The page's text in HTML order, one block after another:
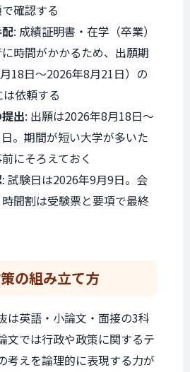
確認する
: 成績証明書・在学（卒業）
時間がかかるため、出願期
18日〜2026年8月21日）の
依頼する
出: 出願は2026年8月18日〜
。期間が短い大学が多いた
にそろえておく
: 試験日は2026年9月9日。会
間割は受験票と要項で最終
の組み立て方
は英語・小論文・面接の3科
文では行政や政策に関するテ
考えを論理的に表現する力が